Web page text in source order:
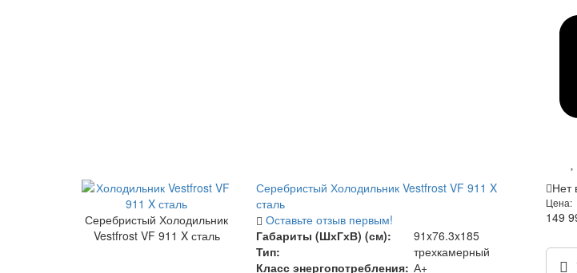
Серебристый Холодильник
Vestfrost VF 911 X сталь
Серебристый Холодильник Vestfrost VF 911 X
сталь
Оставьте отзыв первым!
Габариты (ШхГхВ) (см):
91x76.3x185
Тип:
трехкамерный
Класс энергопотребления: А+
Нет
Цена:
149